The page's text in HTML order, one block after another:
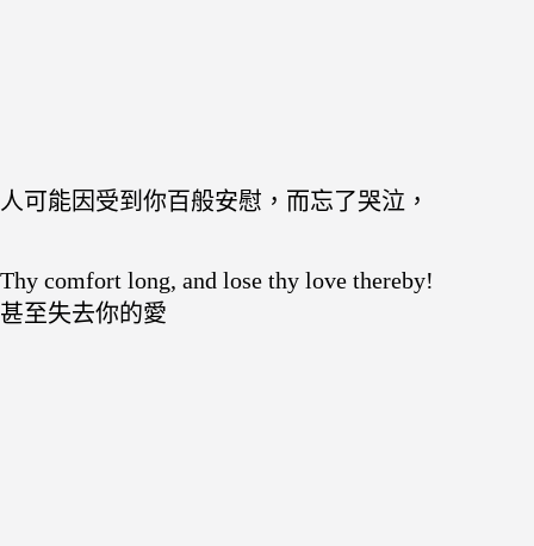
人可能因受到你百般安慰，而忘了哭泣，
Thy comfort long, and lose thy love thereby!
甚至失去你的愛